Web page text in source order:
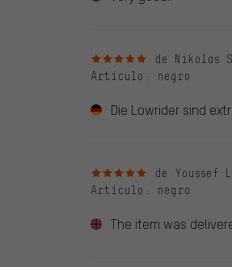
5 de 5 estrellas
de Nikolas
Artículo : negro
Die Lowrider sind
5 de 5 estrellasde Youssef L.
Artículo : negro
The item was